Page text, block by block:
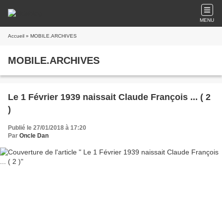
MENU
Accueil » MOBILE.ARCHIVES
MOBILE.ARCHIVES
Le 1 Février 1939 naissait Claude François ... ( 2
)
Publié le 27/01/2018 à 17:20
Par Oncle Dan